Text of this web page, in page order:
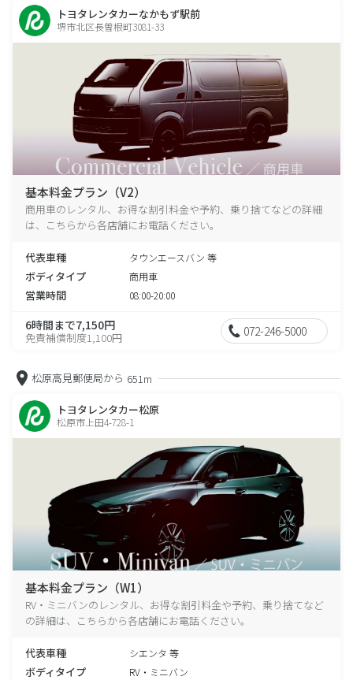
トヨタレンタカーなかもず駅前
堺市北区長曽根町3081-33
基本料金プラン（V2）
商用車のレンタル、お得な割引料金や予約、乗り捨てなどの詳細
は、こちらから各店舗にお電話ください。
代表車種 タウンエースバン 等
ボディタイプ 商用車
営業時間 08:00-20:00
6時間まで7,150円
免責補償制度1,100円 072-246-5000
松原高見郵便局から 651m
トヨタレンタカー松原
松原市上田4-728-1
基本料金プラン（W1）
RV・ミニバンのレンタル、お得な割引料金や予約、乗り捨てなど
の詳細は、こちらから各店舗にお電話ください。
代表車種 シエンタ 等
ボディタイプ RV・ミニバン